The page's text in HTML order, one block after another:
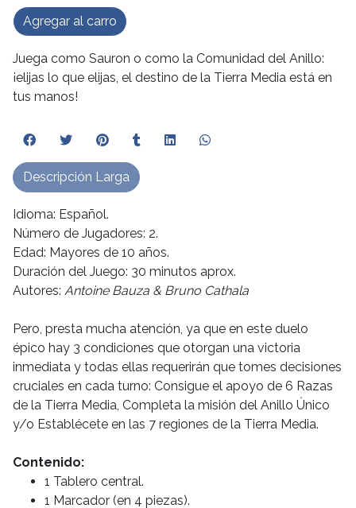
Agregar al carro
Juega como Sauron o como la Comunidad del Anillo:
¡elijas lo que elijas, el destino de la Tierra Media está en
tus manos!
Idioma: Español.
Número de Jugadores: 2.
Edad: Mayores de 10 años.
Duración del Juego: 30 minutos aprox.
Autores: Antoine Bauza & Bruno Cathala
Pero, presta mucha atención, ya que en este duelo
épico hay 3 condiciones que otorgan una victoria
inmediata y todas ellas requerirán que tomes decisiones
cruciales en cada turno: Consigue el apoyo de 6 Razas
de la Tierra Media, Completa la misión del Anillo Único
y/o Establécete en las 7 regiones de la Tierra Media.
Contenido:
1 Tablero central.
1 Marcador (en 4 piezas).
Descripción Larga